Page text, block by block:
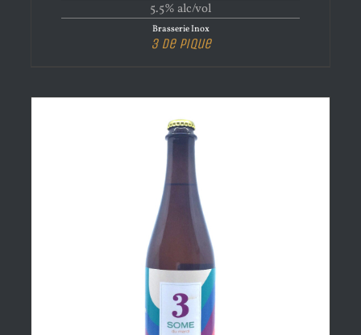
5.5% alc/vol
Brasserie Inox
3 de Pique